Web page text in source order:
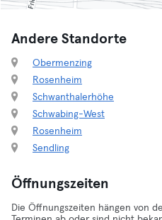
Andere Standorte
Obermenzing
Rosenheim
Schwanthalerhöhe
Schwabing-West
Rosenheim
Sendling
Öffnungszeiten
Die Öffnungszeiten hängen von